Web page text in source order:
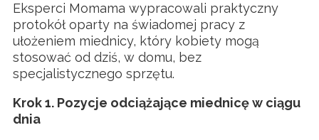
Eksperci Momama wypracowali praktyczny
protokół oparty na świadomej pracy z
ułożeniem miednicy, który kobiety mogą
stosować od dziś, w domu, bez
specjalistycznego sprzętu.
Krok 1. Pozycje odciążające miednicę w ciągu
dnia